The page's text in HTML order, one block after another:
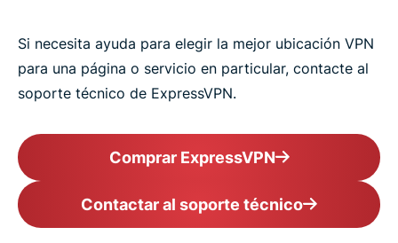
Si necesita ayuda para elegir la mejor ubicación VPN
para una página o servicio en particular, contacte al
soporte técnico de ExpressVPN.
Comprar ExpressVPN
Contactar al soporte técnico